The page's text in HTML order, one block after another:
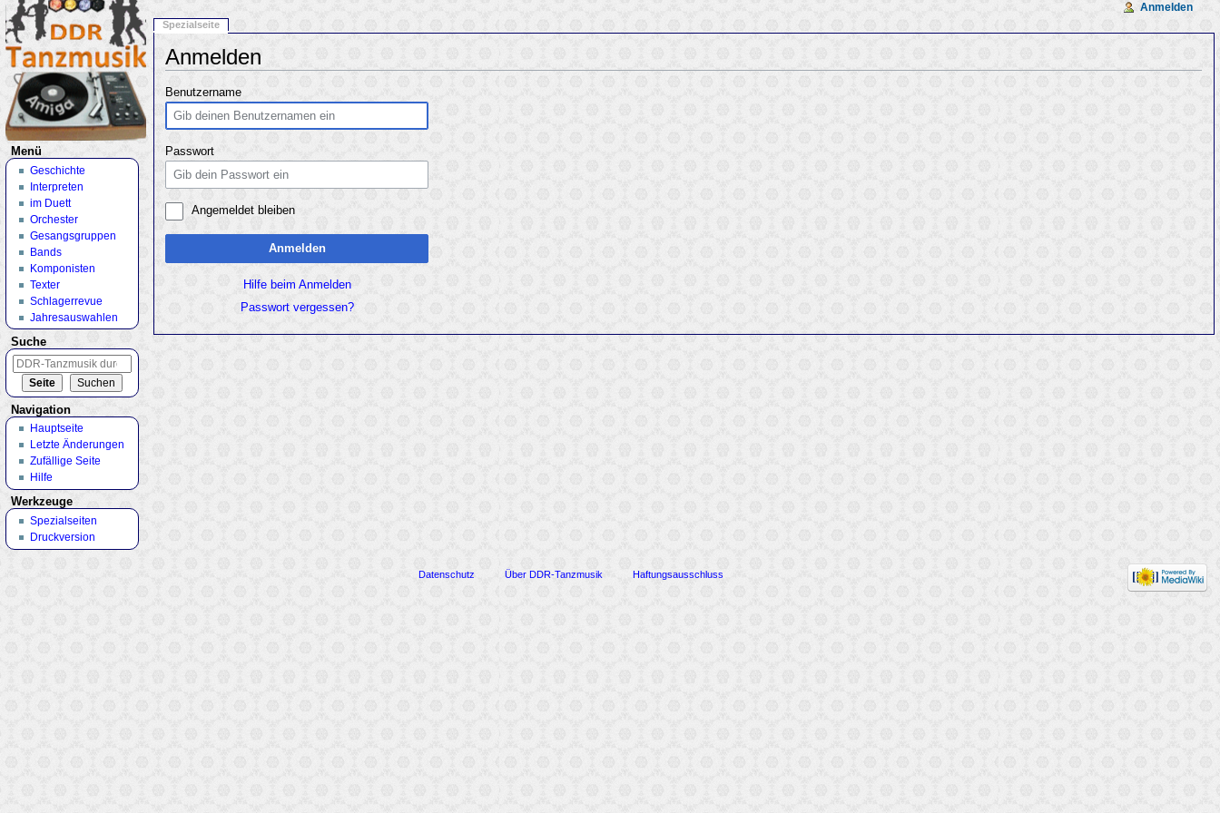
Anmelden
Benutzername
Passwort
Angemeldet bleiben
Anmelden
Hilfe beim Anmelden
Passwort vergessen?
Spezialseite
Anmelden
Menü
Geschichte
Interpreten
im Duett
Orchester
Gesangsgruppen
Bands
Komponisten
Texter
Schlagerrevue
Jahresauswahlen
Suche
Navigation
Hauptseite
Letzte Änderungen
Zufällige Seite
Hilfe
Werkzeuge
Spezialseiten
Druckversion
Datenschutz Über DDR-Tanzmusik Haftungsausschluss